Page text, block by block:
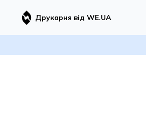
Друкарня від WE.UA